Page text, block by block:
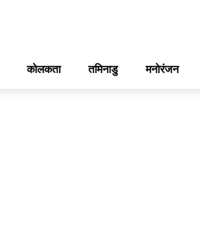
कोलकता तमिनाडु मनोरंजन